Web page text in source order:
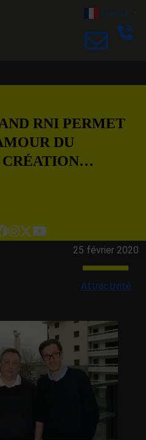
French
RNI PERMET
DU
25 février 2020
Attractivité